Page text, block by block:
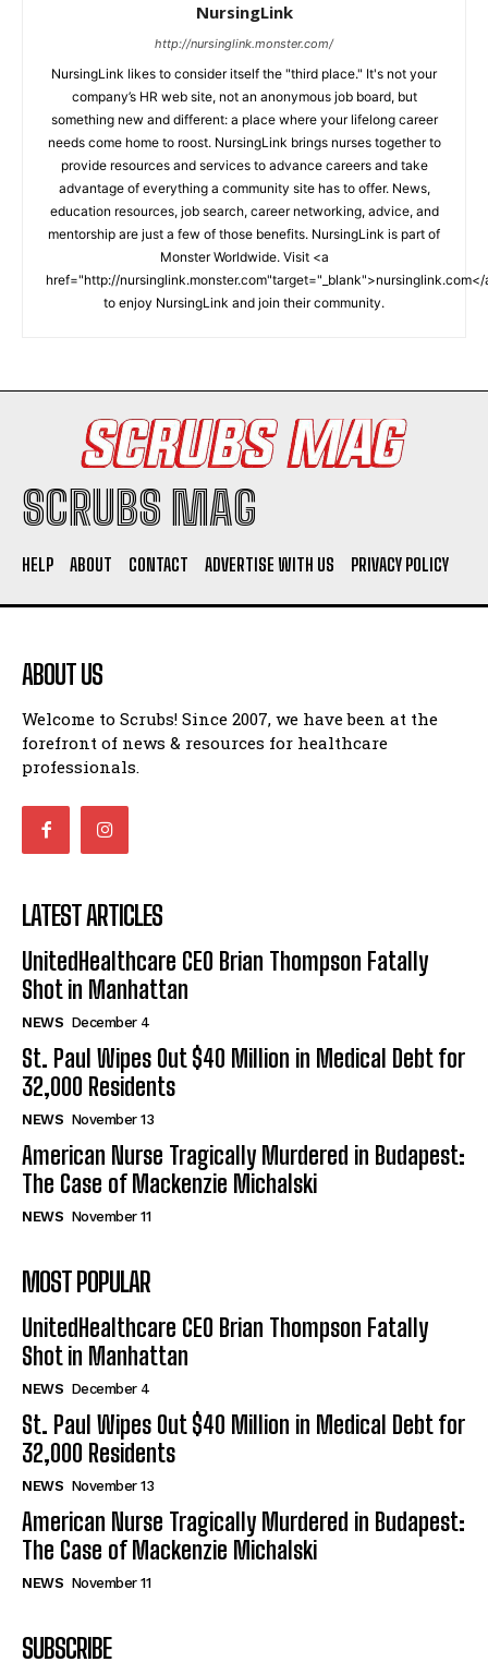
NursingLink
http://nursinglink.monster.com/
NursingLink likes to consider itself the "third place." It's not your
company’s HR web site, not an anonymous job board, but
something new and different: a place where your lifelong career
needs come home to roost. NursingLink brings nurses together to
provide resources and services to advance careers and take
advantage of everything a community site has to offer. News,
education resources, job search, career networking, advice, and
mentorship are just a few of those benefits. NursingLink is part of
Monster Worldwide. Visit <a
href="http://nursinglink.monster.com"target="_blank">nursinglink.com</
to enjoy NursingLink and join their community.
SCRUBS MAG
HELP ABOUT CONTACT ADVERTISE WITH US PRIVACY POLICY
ABOUT US
Welcome to Scrubs! Since 2007, we have been at the
forefront of news & resources for healthcare
professionals.
LATEST ARTICLES
UnitedHealthcare CEO Brian Thompson Fatally
Shot in Manhattan
NEWS December 4
St. Paul Wipes Out $40 Million in Medical Debt for
32,000 Residents
NEWS November 13
American Nurse Tragically Murdered in Budapest:
The Case of Mackenzie Michalski
NEWS November 11
MOST POPULAR
UnitedHealthcare CEO Brian Thompson Fatally
Shot in Manhattan
NEWS December 4
St. Paul Wipes Out $40 Million in Medical Debt for
32,000 Residents
NEWS November 13
American Nurse Tragically Murdered in Budapest:
The Case of Mackenzie Michalski
NEWS November 11
SUBSCRIBE